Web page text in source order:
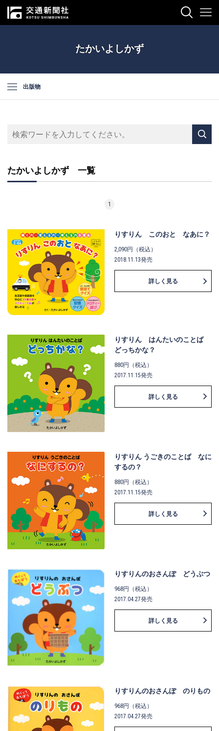
たかいよしかず
出版物
たかいよしかず 一覧
1
りすりん このおと なあに？
2,090円（税込）
2018.11.13発売
詳しく見る
りすりん はんたいのことば
どっちかな？
880円（税込）
2017.11.15発売
詳しく見る
りすりん うごきのことば なに
するの？
880円（税込）
2017.11.15発売
詳しく見る
りすりんのおさんぽ どうぶつ
968円（税込）
2017.04.27発売
詳しく見る
りすりんのおさんぽ のりもの
968円（税込）
2017.04.27発売